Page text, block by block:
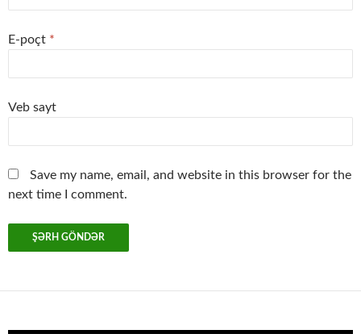
E-poçt *
Veb sayt
Save my name, email, and website in this browser for the
next time I comment.